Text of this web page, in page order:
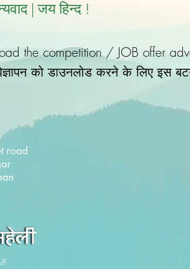
| जय हिन्द !
the competition / JOB offer
को डाउनलोड करने के लिए इस
road